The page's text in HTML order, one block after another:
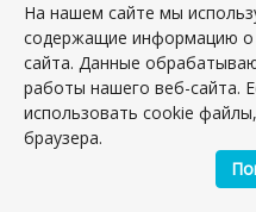
KM6060G0191R
светлый матовый
керамогранит
Артикул: KM6060G0191R
Размер: 60*60 см
На нашем сайте мы
содержащие информацию о
сайта. Данные
работы нашего веб-сайта.
использовать cookie
браузера.